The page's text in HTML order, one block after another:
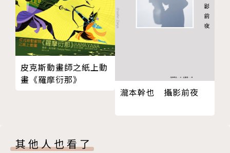
皮克斯動畫師之紙上動
畫《羅摩衍那》
瀧本幹也 攝影前夜
其他人也看了